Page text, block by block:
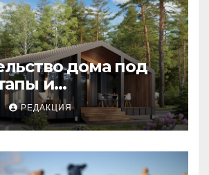
дома под
и
бюджета
РЕДАКЦИЯ